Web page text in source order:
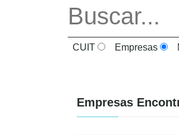
CUIT Empresas
Empresas